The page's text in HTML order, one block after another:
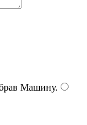
Машину.